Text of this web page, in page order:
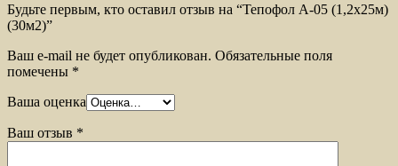
Будьте первым, кто оставил отзыв на “Тепофол А-05 (1,2х25м)
(30м2)”
Ваш e-mail не будет опубликован. Обязательные поля
помечены *
Ваша оценка
Ваш отзыв *